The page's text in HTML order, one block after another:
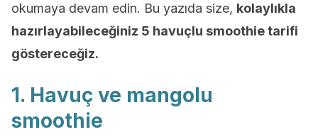
okumaya devam edin. Bu yazıda size, kolaylıkla
hazırlayabileceğiniz 5 havuçlu smoothie tarifi
göstereceğiz.
1. Havuç ve mangolu
smoothie